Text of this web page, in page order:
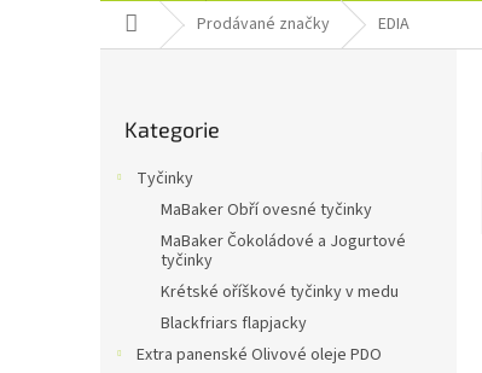
Domů Prodávané značky EDIA
kategorie
Kategorie
Tyčinky
MaBaker Obří ovesné tyčinky
MaBaker Čokoládové a Jogurtové
tyčinky
Krétské oříškové tyčinky v medu
Blackfriars flapjacky
Extra panenské Olivové oleje PDO